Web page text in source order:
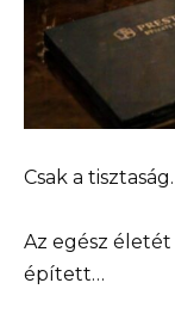
Csak a tisztaság.
Az egész
épített…